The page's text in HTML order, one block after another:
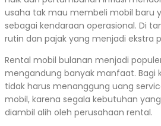
usaha tak mau membeli mobil baru
sebagai kendaraan operasional. Di
rutin dan pajak yang menjadi ekstra
Rental mobil bulanan menjadi
mengandung banyak manfaat. Bagi
tidak harus menanggung uang
mobil, karena segala kebutuhan
diambil alih oleh perusahaan rental.